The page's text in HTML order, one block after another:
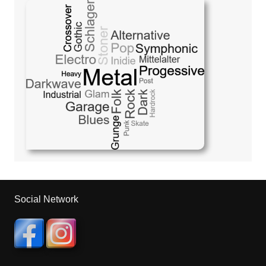
Social Network